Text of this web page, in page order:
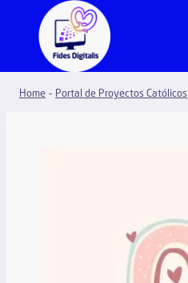
Home - Portal de Proyectos Católicos